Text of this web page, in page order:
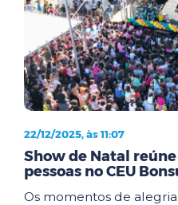
22/12/2025, às 11:07
Show de Natal
pessoas no CEU
Os momentos de